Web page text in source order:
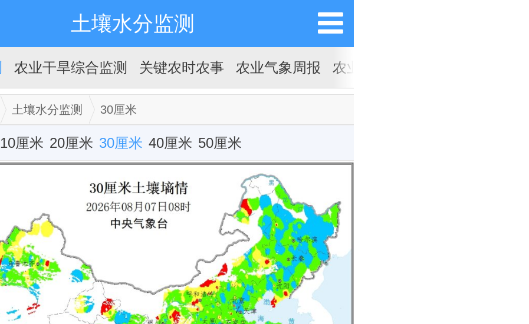
土壤水分监测
农业干旱综合监测 关键农时农事 农业气象周报 农业气象月报
土壤水分监测 30厘米
10厘米 20厘米 30厘米 40厘米 50厘米